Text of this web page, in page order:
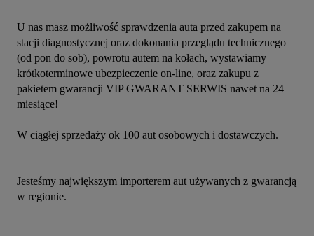
U nas masz możliwość sprawdzenia auta przed zakupem na
stacji diagnostycznej oraz dokonania przeglądu technicznego
(od pon do sob), powrotu autem na kołach, wystawiamy
krótkoterminowe ubezpieczenie on-line, oraz zakupu z
pakietem gwarancji VIP GWARANT SERWIS nawet na 24
miesiące!
W ciągłej sprzedaży ok 100 aut osobowych i dostawczych.
Jesteśmy największym importerem aut używanych z gwarancją
w regionie.